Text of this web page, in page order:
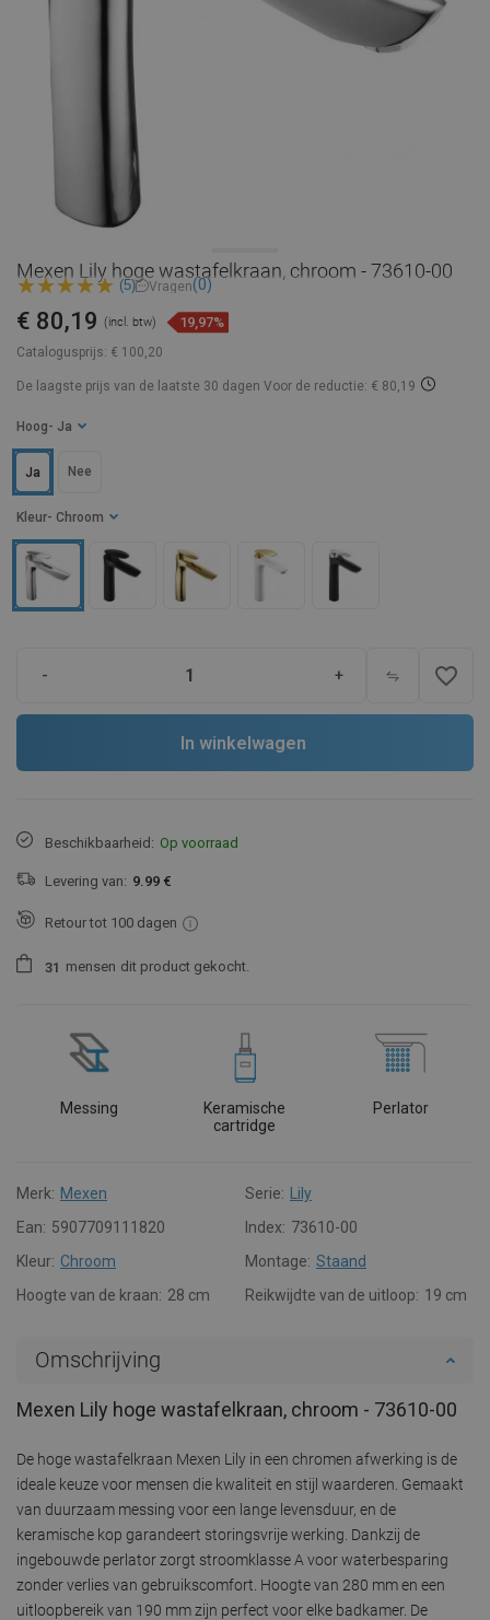
Mexen Lily hoge wastafelkraan, chroom - 73610-00
(5) Vragen(0)
Catalogusprijs: € 100,20
€ 80,19 (incl. btw) 19,97%
De laagste prijs van de laatste 30 dagen Voor de reductie: € 80,19
Kleur - Chroom
Hoog - Ja
Ja Nee
- + favorite_border
In winkelwagen
Beschikbaarheid: Op voorraad
Levering van: 9.99 €
Retour tot 100 dagen
31 mensen dit product gekocht.
Messing
Keramische
cartridge
Perlator
Merk: Mexen Serie:
Lily
Ean: 5907709111820 Index: 73610-00
Kleur: Chroom Montage: Staand
Hoogte van de kraan: 28 cm Reikwijdte van de uitloop: 19 cm
Omschrijving
Mexen Lily hoge wastafelkraan, chroom - 73610-00
De hoge wastafelkraan Mexen Lily in een chromen afwerking is de
ideale keuze voor mensen die kwaliteit en stijl waarderen. Gemaakt
van duurzaam messing voor een lange levensduur, en de
keramische kop garandeert storingsvrije werking. Dankzij de
ingebouwde perlator zorgt stroomklasse A voor waterbesparing
zonder verlies van gebruikscomfort. Hoogte van 280 mm en een
uitloopbereik van 190 mm zijn perfect voor elke badkamer. De